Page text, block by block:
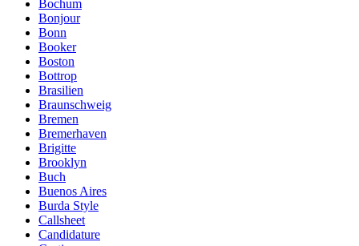
Bochum
Bonjour
Bonn
Booker
Boston
Bottrop
Brasilien
Braunschweig
Bremen
Bremerhaven
Brigitte
Brooklyn
Buch
Buenos Aires
Burda Style
Callsheet
Candidature